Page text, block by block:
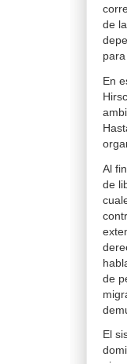
de
En
Al
de
de
El